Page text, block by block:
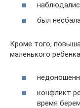
был
Кроме того,
маленького
конфликт
время